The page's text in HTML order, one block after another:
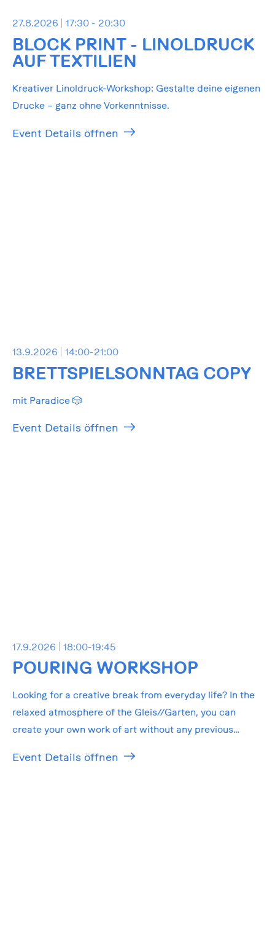
27.8.2026 17:30 - 20:30
BLOCK PRINT - LINOLDRUCK
AUF TEXTILIEN
Kreativer Linoldruck-Workshop: Gestalte deine eigenen
Drucke – ganz ohne Vorkenntnisse.
Event Details öffnen
13.9.2026 14:00-21:00
BRETTSPIELSONNTAG COPY
mit Paradice 🎲
Event Details öffnen
17.9.2026 18:00-19:45
POURING WORKSHOP
Looking for a creative break from everyday life? In the
relaxed atmosphere of the Gleis//Garten, you can
create your own work of art without any previous
Event Details öffnen